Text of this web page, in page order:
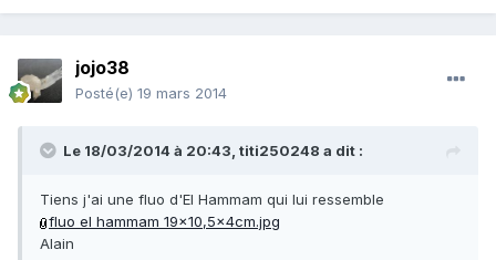
jojo38
Posté(e) 19 mars 2014
Le 18/03/2014 à 20:43, titi250248 a dit :
Tiens j'ai une fluo d'El Hammam qui lui ressemble
fluo el hammam 19x10,5x4cm.jpg
Alain